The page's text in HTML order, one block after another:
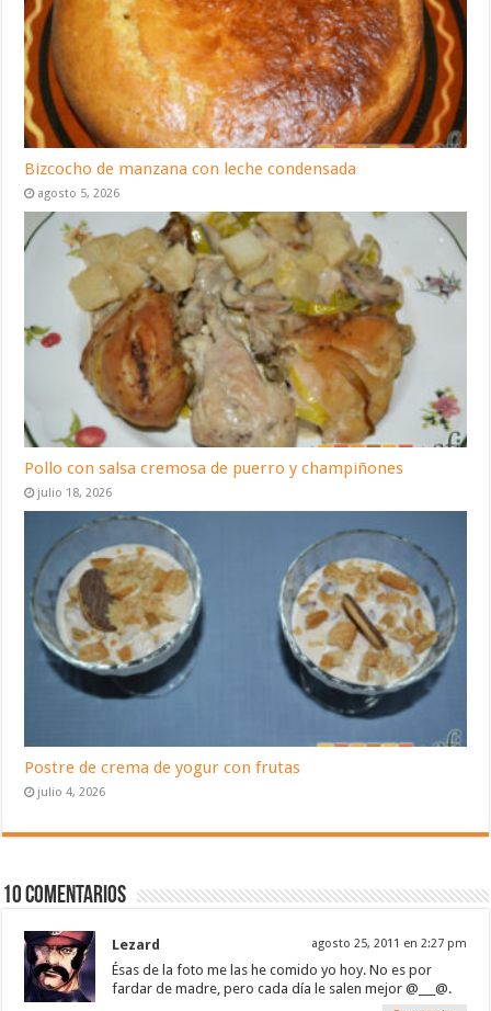
Bizcocho de manzana con leche condensada
agosto 5, 2026
Pollo con salsa cremosa de puerro y champiñones
julio 18, 2026
Postre de crema de yogur con frutas
julio 4, 2026
10 Comentarios
Lezard agosto 25, 2011 en 2:27 pm
Ésas de la foto me las he comido yo hoy. No es por
fardar de madre, pero cada día le salen mejor @___@.